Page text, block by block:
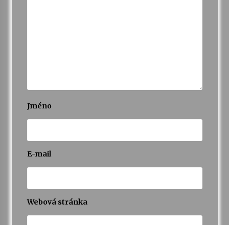
Jméno
E-mail
Webová stránka